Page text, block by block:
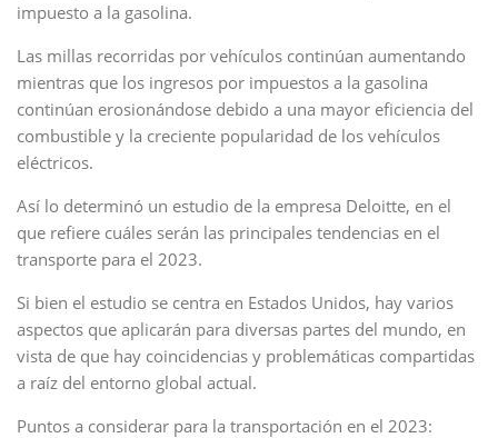
impuesto a la gasolina.
Las millas recorridas por vehículos continúan aumentando
mientras que los ingresos por impuestos a la gasolina
continúan erosionándose debido a una mayor eficiencia del
combustible y la creciente popularidad de los vehículos
eléctricos.
Así lo determinó un estudio de la empresa Deloitte, en el
que refiere cuáles serán las principales tendencias en el
transporte para el 2023.
Si bien el estudio se centra en Estados Unidos, hay varios
aspectos que aplicarán para diversas partes del mundo, en
vista de que hay coincidencias y problemáticas compartidas
a raíz del entorno global actual.
Puntos a considerar para la transportación en el 2023: